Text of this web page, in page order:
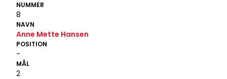
NUMMER
8
NAVN
Anne Mette Hansen
POSITION
-
MÅL
2